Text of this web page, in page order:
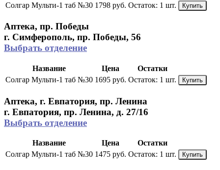
Солгар Мульти-1 таб №30 1798 руб. Остаток: 1 шт. Купить
Аптека, пр. Победы
г. Симферополь, пр. Победы, 56
Выбрать отделение
Название Цена
Остатки
Солгар Мульти-1 таб №30 1695 руб. Остаток: 1 шт. Купить
Аптека, г. Евпатория, пр. Ленина
г. Евпатория, пр. Ленина, д. 27/16
Выбрать отделение
Название Цена
Остатки
Солгар Мульти-1 таб №30 1475 руб. Остаток: 1 шт. Купить